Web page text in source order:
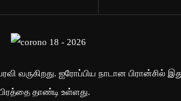
ஐரோப்பிய நாடான பிரான்சில்
தாண்டி உள்ளது.